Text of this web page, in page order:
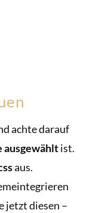
achte darauf
ausgewähltist.
aus.
jetzt diesen –